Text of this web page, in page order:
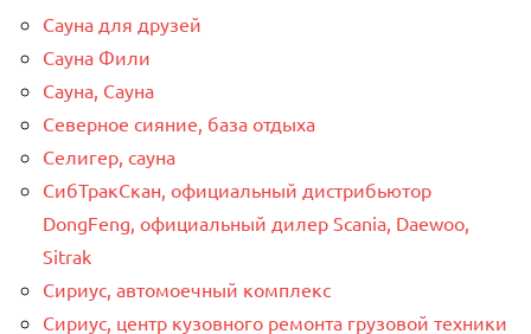
Сауна для друзей
Сауна Фили
Сауна, Сауна
Северное сияние, база отдыха
Селигер, сауна
СибТракСкан, официальный дистрибьютор
DongFeng, официальный дилер Scania, Daewoo,
Sitrak
Сириус, автомоечный комплекс
Сириус, центр кузовного ремонта грузовой техники